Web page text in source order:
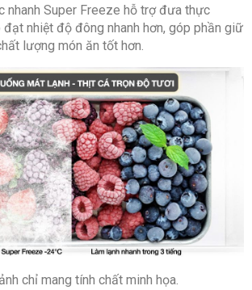
nhanh Super Freeze hỗ trợ đưa thực
nhiệt độ đông nhanh hơn, góp phần giữ
lượng món ăn tốt hơn.
chỉ mang tính chất minh họa.